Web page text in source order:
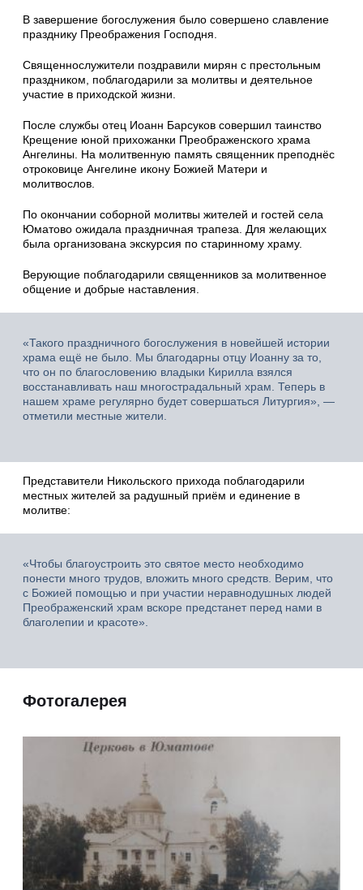
В завершение богослужения было совершено славление
празднику Преображения Господня.
Священнослужители поздравили мирян с престольным
праздником, поблагодарили за молитвы и деятельное
участие в приходской жизни.
После службы отец Иоанн Барсуков совершил таинство
Крещение юной прихожанки Преображенского храма
Ангелины. На молитвенную память священник преподнёс
отроковице Ангелине икону Божией Матери и
молитвослов.
По окончании соборной молитвы жителей и гостей села
Юматово ожидала праздничная трапеза. Для желающих
была организована экскурсия по старинному храму.
Верующие поблагодарили священников за молитвенное
общение и добрые наставления.
«Такого праздничного богослужения в новейшей истории
храма ещё не было. Мы благодарны отцу Иоанну за то,
что он по благословению владыки Кирилла взялся
восстанавливать наш многострадальный храм. Теперь в
нашем храме регулярно будет совершаться Литургия», —
отметили местные жители.
Представители Никольского прихода поблагодарили
местных жителей за радушный приём и единение в
молитве:
«Чтобы благоустроить это святое место необходимо
понести много трудов, вложить много средств. Верим, что
с Божией помощью и при участии неравнодушных людей
Преображенский храм вскоре предстанет перед нами в
благолепии и красоте».
Фотогалерея